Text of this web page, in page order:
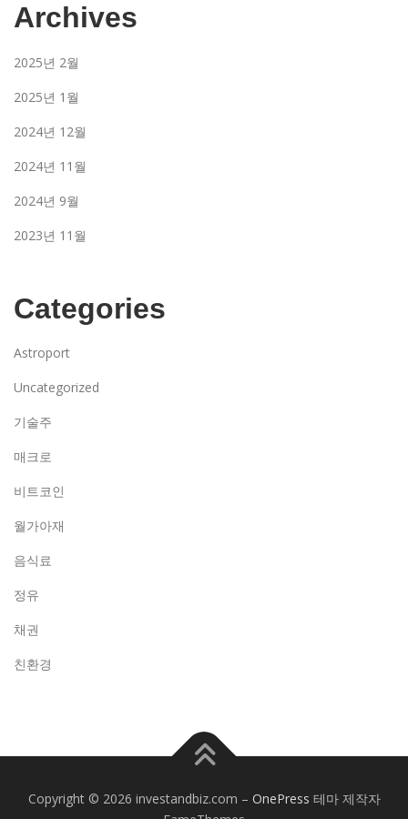
Archives
2025년 2월
2025년 1월
2024년 12월
2024년 11월
2024년 9월
2023년 11월
Categories
Astroport
Uncategorized
기술주
매크로
비트코인
월가아재
음식료
정유
채권
친환경
Copyright © 2026 investandbiz.com – OnePress 테마 제작자